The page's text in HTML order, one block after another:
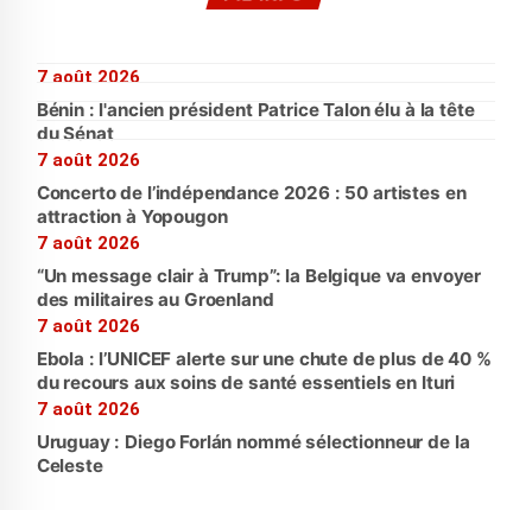
7 août 2026
Bénin : l'ancien président Patrice Talon élu à la tête
du Sénat
7 août 2026
Concerto de l’indépendance 2026 : 50 artistes en
attraction à Yopougon
7 août 2026
“Un message clair à Trump”: la Belgique va envoyer
des militaires au Groenland
7 août 2026
Ebola : l’UNICEF alerte sur une chute de plus de 40 %
du recours aux soins de santé essentiels en Ituri
7 août 2026
Uruguay : Diego Forlán nommé sélectionneur de la
Celeste